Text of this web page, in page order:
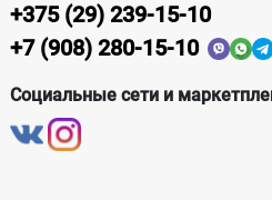
+375 (29) 239-15-10
+7 (908) 280-15-10
Социальные сети и